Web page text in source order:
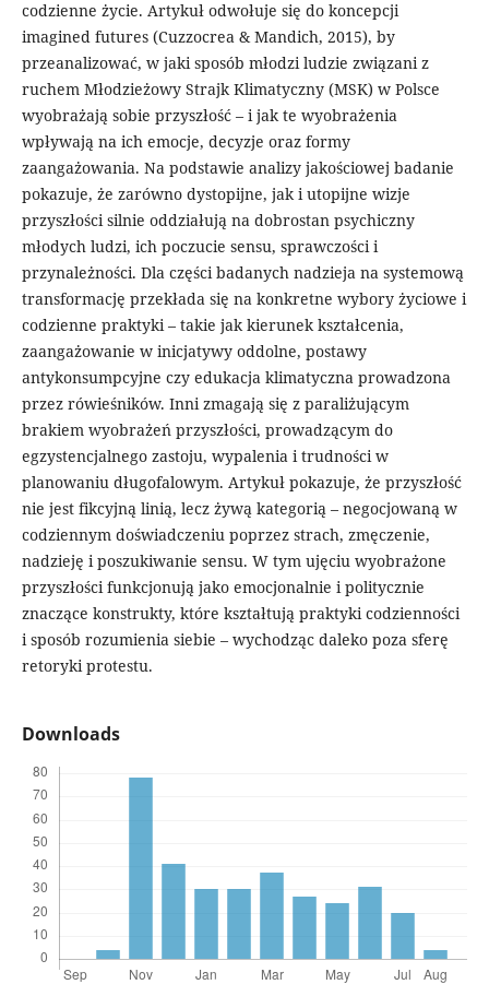
codzienne życie. Artykuł odwołuje się do koncepcji
imagined futures (Cuzzocrea & Mandich, 2015), by
przeanalizować, w jaki sposób młodzi ludzie związani z
ruchem Młodzieżowy Strajk Klimatyczny (MSK) w Polsce
wyobrażają sobie przyszłość – i jak te wyobrażenia
wpływają na ich emocje, decyzje oraz formy
zaangażowania. Na podstawie analizy jakościowej badanie
pokazuje, że zarówno dystopijne, jak i utopijne wizje
przyszłości silnie oddziałują na dobrostan psychiczny
młodych ludzi, ich poczucie sensu, sprawczości i
przynależności. Dla części badanych nadzieja na systemową
transformację przekłada się na konkretne wybory życiowe i
codzienne praktyki – takie jak kierunek kształcenia,
zaangażowanie w inicjatywy oddolne, postawy
antykonsumpcyjne czy edukacja klimatyczna prowadzona
przez rówieśników. Inni zmagają się z paraliżującym
brakiem wyobrażeń przyszłości, prowadzącym do
egzystencjalnego zastoju, wypalenia i trudności w
planowaniu długofalowym. Artykuł pokazuje, że przyszłość
nie jest fikcyjną linią, lecz żywą kategorią – negocjowaną w
codziennym doświadczeniu poprzez strach, zmęczenie,
nadzieję i poszukiwanie sensu. W tym ujęciu wyobrażone
przyszłości funkcjonują jako emocjonalnie i politycznie
znaczące konstrukty, które kształtują praktyki codzienności
i sposób rozumienia siebie – wychodząc daleko poza sferę
retoryki protestu.
Downloads